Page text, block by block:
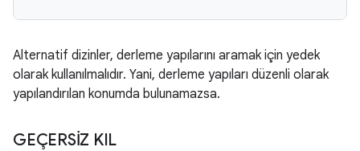
Alternatif dizinler, derleme yapılarını aramak için yedek
olarak kullanılmalıdır. Yani, derleme yapıları düzenli olarak
yapılandırılan konumda bulunamazsa.
GEÇERSİZ KIL